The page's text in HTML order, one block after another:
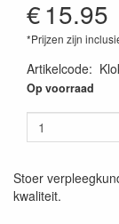
€15.95
*Prijzen zijn
Artikelcode:
Op voorraad
Stoer
kwaliteit.